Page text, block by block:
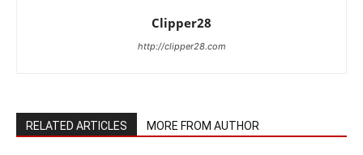
Clipper28
http://clipper28.com
RELATED ARTICLES MORE FROM AUTHOR